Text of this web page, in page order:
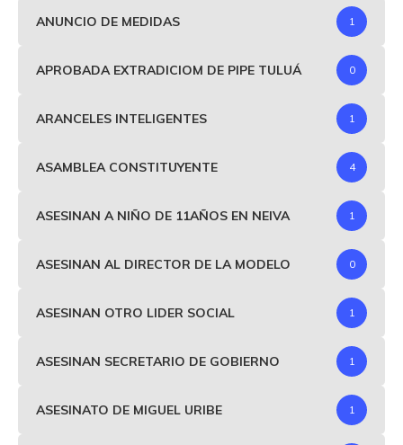
ANUNCIO DE MEDIDAS 1
APROBADA EXTRADICIOM DE PIPE TULUÁ 0
ARANCELES INTELIGENTES 1
ASAMBLEA CONSTITUYENTE 4
ASESINAN A NIÑO DE 11AÑOS EN NEIVA 1
ASESINAN AL DIRECTOR DE LA MODELO 0
ASESINAN OTRO LIDER SOCIAL 1
ASESINAN SECRETARIO DE GOBIERNO 1
ASESINATO DE MIGUEL URIBE 1